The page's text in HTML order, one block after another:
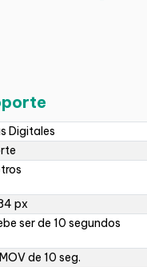
Digitales
px
ser de 10 segundos
de 10 seg.